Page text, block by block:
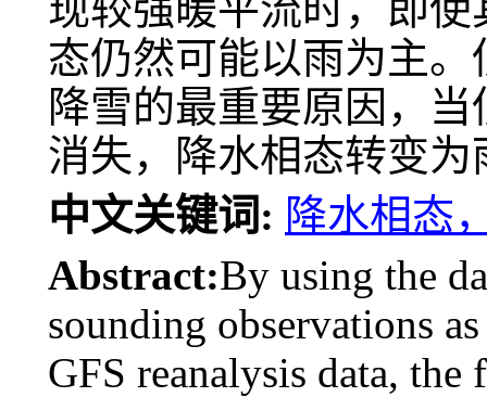
态仍然可能以雨为主
降雪的最重要原因，
消失，降水相态转变为
中文关键词: 降水相态
Abstract:By using the
sounding observations
GFS reanalysis data,